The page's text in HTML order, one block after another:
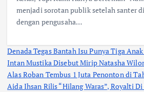
menjadi sorotan publik setelah santer
dengan pengusaha…
Denada Tegas Bantah Isu Punya Tiga
Intan Mustika Disebut Mirip Natasha
Alas Roban Tembus 1 Juta Penonton di
Aida Ihsan Rilis “Hilang Waras”, Royalti